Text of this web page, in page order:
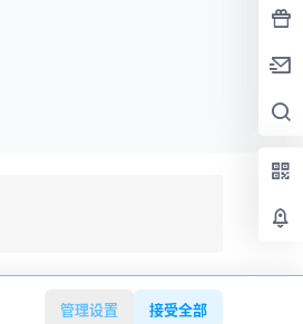
查询 4 次，耗时 0.1134 秒
管理设置 接受全部